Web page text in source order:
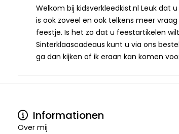
Welkom bij kidsverkleedkist.nl Leuk
is ook zoveel en ook telkens meer
feestje. Is het zo dat u feestartikelen
Sinterklaascadeaus kunt u via ons
ga dan kijken of ik eraan kan komen
Informationen
Over mij